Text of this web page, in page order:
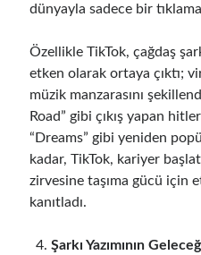
dünyayla sadece bir
Özellikle TikTok, çağdaş
etken olarak ortaya çıktı;
müzik manzarasını
Road” gibi çıkış yapan
“Dreams” gibi yeniden
kadar, TikTok, kariyer
zirvesine taşıma gücü için
kanıtladı.
Şarkı Yazımının